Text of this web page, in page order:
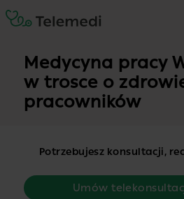
Medycyna pracy
w trosce o
pracowników
Potrzebujesz konsultacji,
Umów